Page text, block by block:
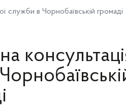
служби в Чорнобаївській громаді